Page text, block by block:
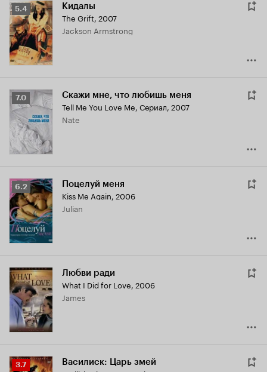
Рейтинг
Кинопоиска
5.4
5.4 Кидалы
The Grift, 2007
Jackson Armstrong
Рейтинг
Кинопоиска
7.0
7.0 Скажи мне, что любишь меня
Tell Me You Love Me, Сериал, 2007
Nate
Рейтинг
Кинопоиска
6.2
6.2 Поцелуй меня
Kiss Me Again, 2006
Julian
Любви ради
What I Did for Love, 2006
James
Рейтинг
3.7 Василиск: Царь змей